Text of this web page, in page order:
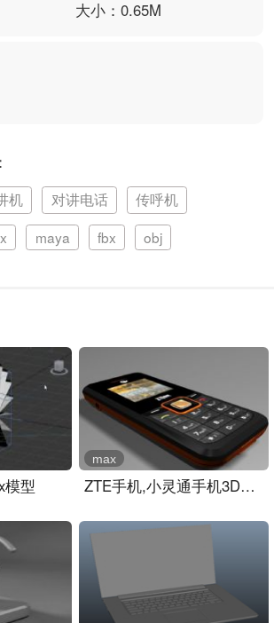
大小：0.65M
机 对讲电话
传呼机
maya fbx obj
模型 ZTE手机,小灵通手机3D模型..
max